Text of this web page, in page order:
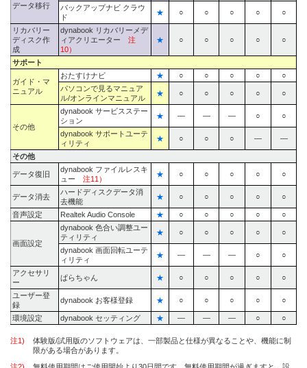
データ移行
バックアップナビ クラウ
ド
★ ○ ○ ○ ○ ○
リカバリー
ディスク作
成
dynabook リカバリーメデ
ィアクリエーター 注
10）
★ ○ ○ ○ ○ ○
サポート
ガイド・マ
ニュアル
おたすけナビ ★ ○ ○ ○ ○
○
パソコンで見るマニュア
ル/オンラインマニュアル
★ ○ ○ ○ ○ ○
その他
dynabook サービスステー
ション
★ ― ― ― ○ ○
dynabook サポートユーテ
ィリティ
★ ○ ○ ○ ― ―
その他
データ復旧
dynabook ファイルレスキ
ュー 注11）
★ ○ ○ ○ ○ ○
データ消去
ハードディスクデータ消
去機能
★ ○ ○ ○ ○ ○
音声設定 Realtek Audio Console ★ ○ ○ ○ ○ ○
画面設定
dynabook 色合い調整ユー
ティリティ
★ ○ ○ ○ ○ ○
dynabook 画面回転ユーテ
ィリティ
★ ― ― ― ○ ○
アクセサリ
ー
ぱらちゃん ★ ○ ○ ○ ○ ○
ユーザー登
録
dynabook お客様登録 ★ ○ ○ ○ ○ ○
環境設定 dynabook セッティング ★ ― ― ― ○ ○
注1)
体験版/試用版のソフトウェアは、一部製品と仕様が異なることや、機能に制
限がある場合があります。